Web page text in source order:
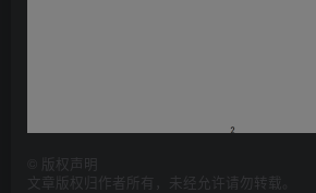
版权声明
文章版权归作者所有，未经允许请勿转载。